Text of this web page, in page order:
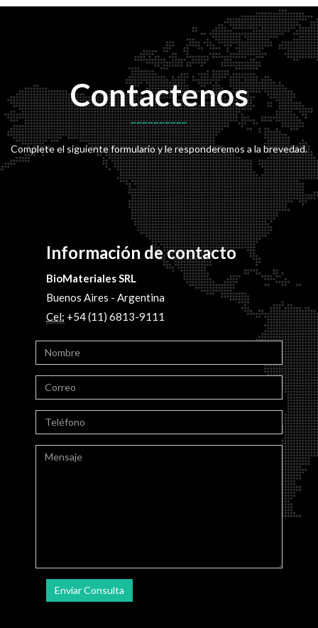
Contactenos
Complete el siguiente formulario y le responderemos a la brevedad.
Información de contacto
BioMateriales SRL
Buenos Aires - Argentina
Cel: +54 (11) 6813-9111
Enviar Consulta